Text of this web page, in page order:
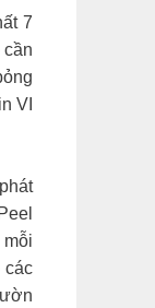
7
VI
các